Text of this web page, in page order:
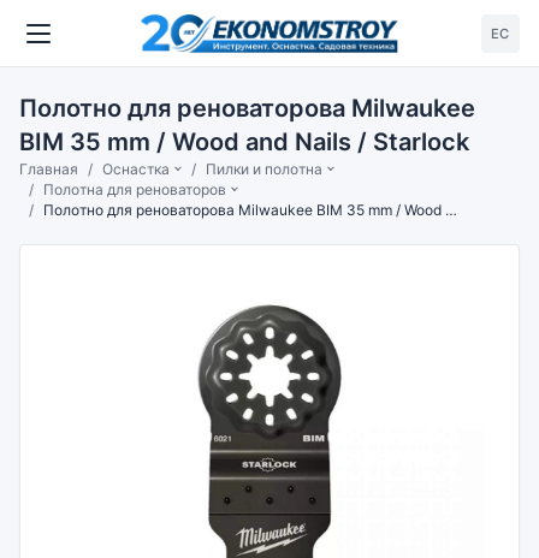
ЕС
Полотно для реноваторова Milwaukee
BIM 35 mm / Wood and Nails / Starlock
Главная Оснастка
Пилки и полотна
Полотна для реноваторов
Полотно для реноваторова Milwaukee BIM 35 mm / Wood and Nails / Starlock